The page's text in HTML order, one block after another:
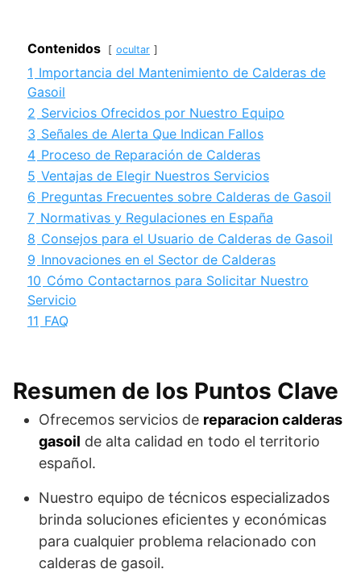
Contenidos ocultar
1 Importancia del Mantenimiento de Calderas de
Gasoil
2 Servicios Ofrecidos por Nuestro Equipo
3 Señales de Alerta Que Indican Fallos
4 Proceso de Reparación de Calderas
5 Ventajas de Elegir Nuestros Servicios
6 Preguntas Frecuentes sobre Calderas de Gasoil
7 Normativas y Regulaciones en España
8 Consejos para el Usuario de Calderas de Gasoil
9 Innovaciones en el Sector de Calderas
10 Cómo Contactarnos para Solicitar Nuestro
Servicio
11 FAQ
Resumen de los Puntos Clave
Ofrecemos servicios de reparacion calderas
gasoil de alta calidad en todo el territorio
español.
Nuestro equipo de técnicos especializados
brinda soluciones eficientes y económicas
para cualquier problema relacionado con
calderas de gasoil.